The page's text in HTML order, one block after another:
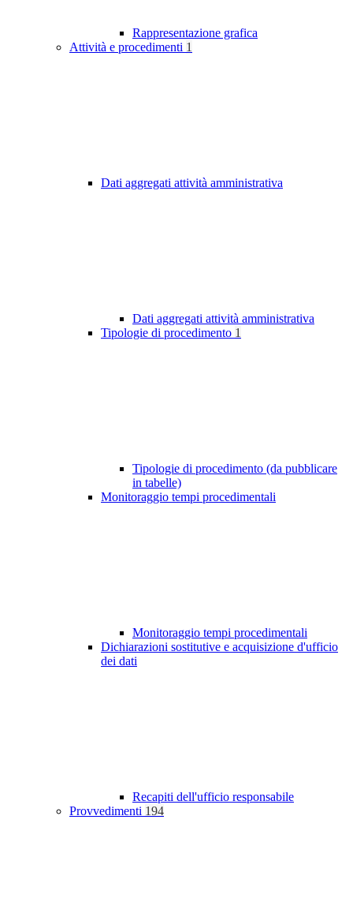
Rappresentazione grafica
Attività e procedimenti 1
Dati aggregati attività amministrativa
Dati aggregati attività amministrativa
Tipologie di procedimento 1
Tipologie di procedimento (da pubblicare
in tabelle)
Monitoraggio tempi procedimentali
Monitoraggio tempi procedimentali
Dichiarazioni sostitutive e acquisizione d'ufficio
dei dati
Recapiti dell'ufficio responsabile
Provvedimenti 194